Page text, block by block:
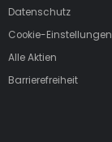
Datenschutz
Cookie-Einstellungen
Alle Aktien
Barrierefreiheit